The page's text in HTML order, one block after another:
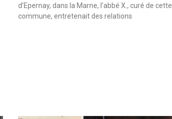
d’Epernay, dans la Marne, l’abbé X., curé de cette
commune, entretenait des relations